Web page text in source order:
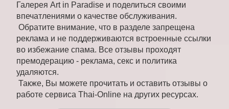
Галерея Art in Paradise и поделиться своими
впечатлениями о качестве обслуживания.
Обратите внимание, что в разделе запрещена
реклама и не поддерживаются встроенные ссылки
во избежание спама. Все отзывы проходят
премодерацию - реклама, секс и политика
удаляются.
Также, Вы можете прочитать и оставить отзывы о
работе сервиса Thai-Online на других ресурсах.